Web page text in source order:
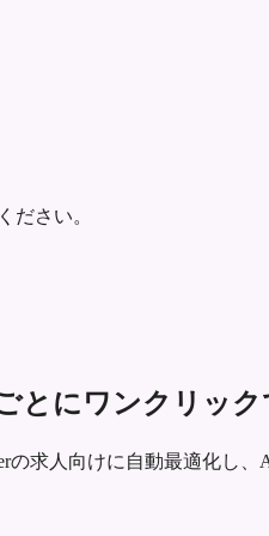
ださい。
とにワンクリッ
求人向けに自動最適化し